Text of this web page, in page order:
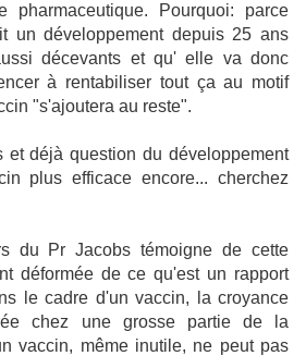
pharmaceutique. Pourquoi: parce
un développement depuis 25 ans
décevants et qu' elle va donc
à rentabiliser tout ça au motif
"s'ajoutera au reste".
et déjà question du développement
plus efficace encore... cherchez
du Pr Jacobs témoigne de cette
déformée de ce qu'est un rapport
le cadre d'un vaccin, la croyance
chez une grosse partie de la
vaccin, même inutile, ne peut pas